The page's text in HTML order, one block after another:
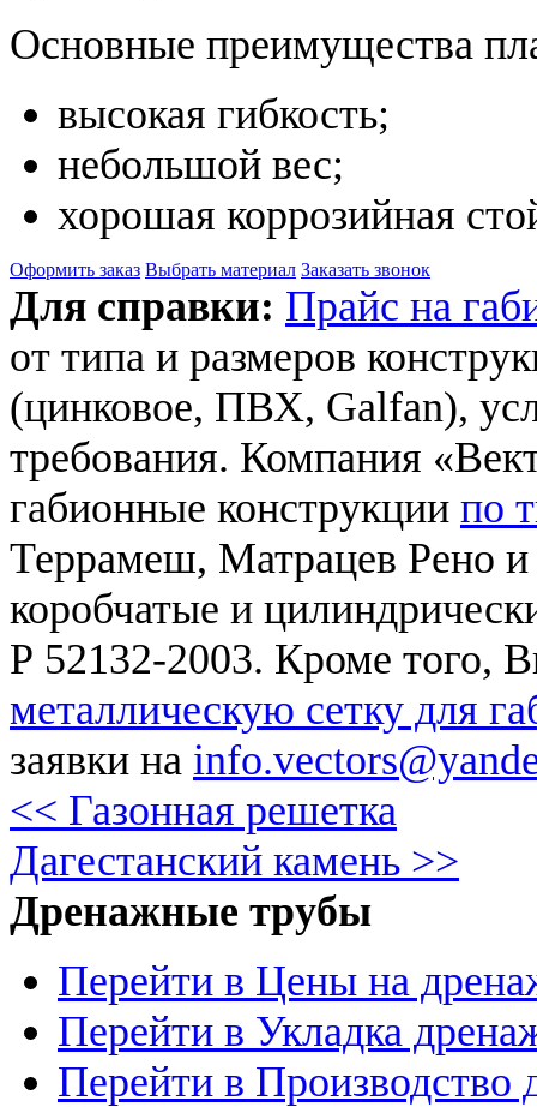
Основные преимущества
высокая гибкость;
небольшой вес;
хорошая коррозийная
Оформить заказ Выбрать материал Заказать звонок
Для справки: Прайс на
от типа и размеров
(цинковое, ПВХ, Galfan),
требования. Компания
габионные конструкции по
Террамеш, Матрацев Рено
коробчатые и
Р 52132-2003. Кроме того,
металлическую сетку для
заявки на
<< Газонная решетка
Дагестанский камень >>
Дренажные трубы
Перейти в Цены на
Перейти в Укладка
Перейти в Производство